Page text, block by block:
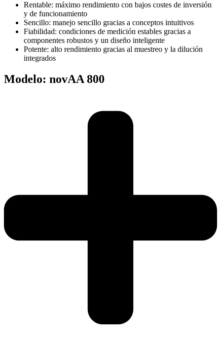
Rentable: máximo rendimiento con bajos costes de inversión
y de funcionamiento
Sencillo: manejo sencillo gracias a conceptos intuitivos
Fiabilidad: condiciones de medición estables gracias a
componentes robustos y un diseño inteligente
Potente: alto rendimiento gracias al muestreo y la dilución
integrados
Modelo: novAA 800